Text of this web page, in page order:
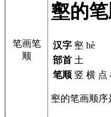
笔画笔
顺
壑的
汉字 壑 hè
部首 土
笔顺 竖 横 点
壑的笔画顺序